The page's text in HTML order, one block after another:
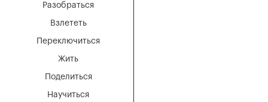
Разобраться
Взлететь
Переключиться
Жить
Поделиться
Научиться